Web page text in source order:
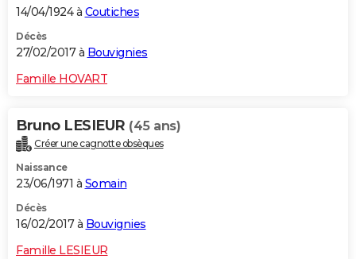
14/04/1924 à Coutiches
Décès
27/02/2017 à Bouvignies
Famille HOVART
Bruno LESIEUR (45 ans)
Créer une cagnotte obsèques
Naissance
23/06/1971 à Somain
Décès
16/02/2017 à Bouvignies
Famille LESIEUR